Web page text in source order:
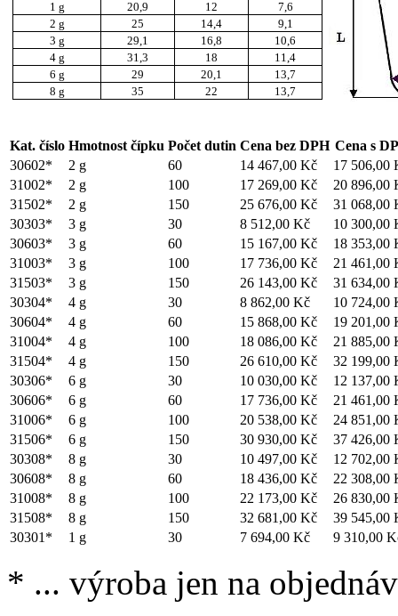
1 g 20,9 12
7,6
2 g
25 14,4
9,1
3 g
29,1 16,8
10,6
4 g
31,3 18
11,4
6 g
29 20,1
13,7
8 g
35 22 13,7
Kat. číslo Hmotnost čípku Počet dutin Cena bez DPH Cena s
30602*
2 g 60 14 467,00 Kč
17 506,00
31002*
2 g 100 17 269,00 Kč
20 896,00
31502*
2 g 150 25 676,00 Kč
31 068,00
30303*
3 g 30 8 512,00 Kč
10 300,00
30603*
3 g 60 15 167,00 Kč
18 353,00
31003*
3 g 100 17 736,00 Kč
21 461,00
31503*
3 g 150 26 143,00 Kč
31 634,00
30304*
4 g 30 8 862,00 Kč
10 724,00
30604*
4 g 60 15 868,00 Kč
19 201,00
31004*
4 g 100 18 086,00 Kč
21 885,00
31504*
4 g 150 26 610,00 Kč
32 199,00
30306*
6 g 30 10 030,00 Kč
12 137,00
30606*
6 g 60 17 736,00 Kč
21 461,00
31006*
6 g 100 20 538,00 Kč
24 851,00
31506*
6 g 150 30 930,00 Kč
37 426,00
30308*
8 g 30 10 497,00 Kč
12 702,00
30608*
8 g 60 18 436,00 Kč
22 308,00
31008*
8 g 100 22 173,00 Kč
26 830,00
31508*
8 g 150 32 681,00 Kč
39 545,00
30301*
1 g 30 7 694,00 Kč 9 310,00
* ... výroba jen na